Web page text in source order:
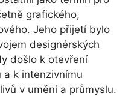
grafického,
Jeho přijetí bylo
designérských
došlo k otevření
a k intenzivnímu
v umění a průmyslu.